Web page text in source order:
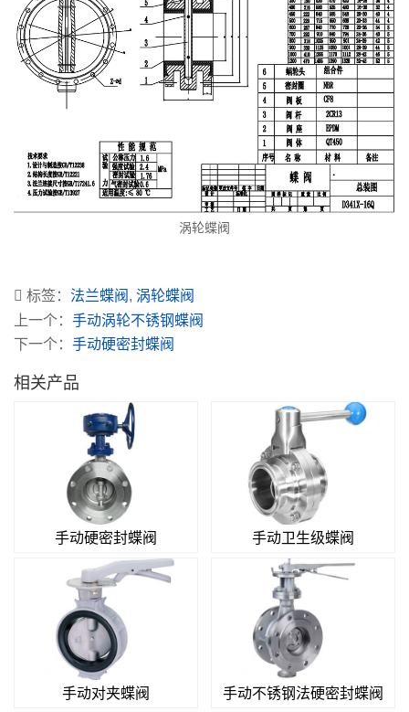
涡轮蝶阀
标签： 法兰蝶阀 , 涡轮蝶阀
上一个： 手动涡轮不锈钢蝶阀
下一个： 手动硬密封蝶阀
相关产品
手动硬密封蝶阀 手动卫生级蝶阀
手动对夹蝶阀 手动不锈钢法硬密封蝶阀